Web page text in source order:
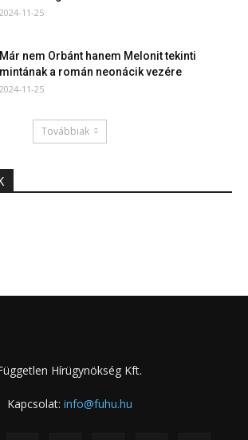
2024-11-25
Már nem Orbánt hanem Melonit tekinti
mintának a román neonácik vezére
2024-11-25
Továbbiak
Hírügynökség Kft.
Kapcsolat: info@fuhu.hu